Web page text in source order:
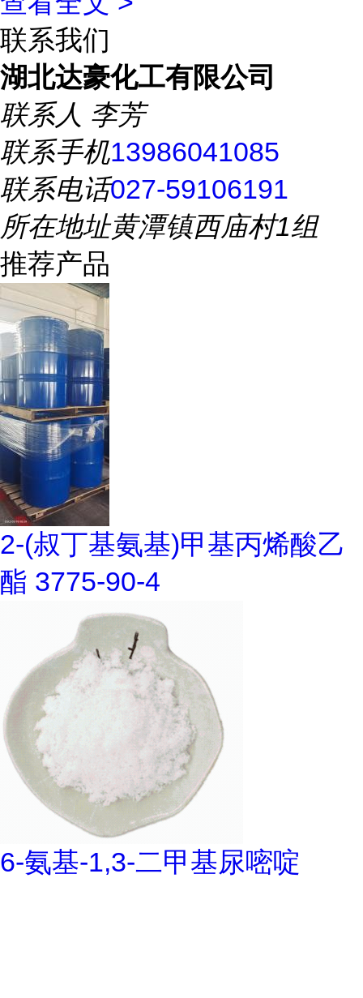
联系我们
湖北达豪化工有限公司
联系人 李芳
联系手机13986041085
联系电话027-59106191
所在地址黄潭镇西庙村1组
推荐产品
2-(叔丁基氨基)甲基丙烯酸乙
酯 3775-90-4
6-氨基-1,3-二甲基尿嘧啶